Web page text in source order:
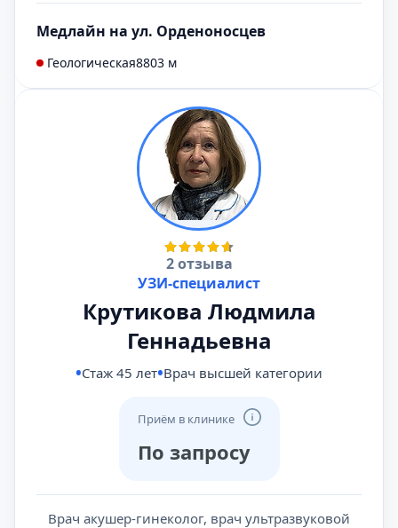
Медлайн на ул. Орденоносцев
Геологическая8803 м
2 отзыва
УЗИ-специалист
Крутикова Людмила
Геннадьевна
Стаж 45 лет Врач высшей категории
Приём в клинике
По запросу
Врач акушер-гинеколог, врач ультразвуковой